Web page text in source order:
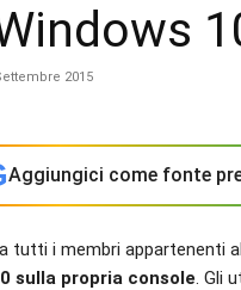
2015
Aggiungici come fonte
tutti i membri appartenenti
sulla propria console. Gli